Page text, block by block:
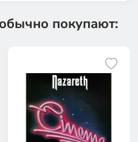
покупают: